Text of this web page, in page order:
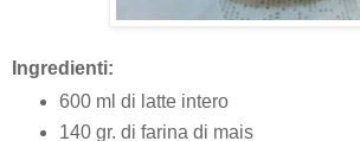
Ingredienti:
600 ml di latte intero
140 gr. di farina di mais